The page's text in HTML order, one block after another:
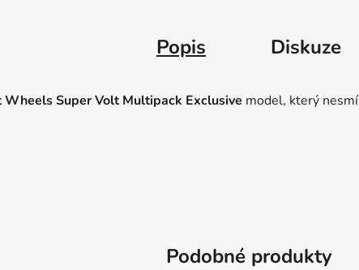
Popis Diskuze
Wheels Super Volt Multipack Exclusive model, který nesmí
Podobné produkty